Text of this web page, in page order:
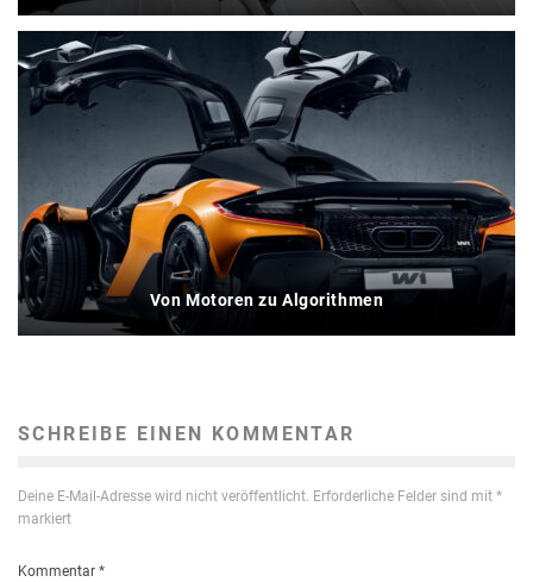
Von Motoren zu Algorithmen
SCHREIBE EINEN KOMMENTAR
Deine E-Mail-Adresse wird nicht veröffentlicht. Erforderliche Felder sind mit *
markiert
Kommentar *